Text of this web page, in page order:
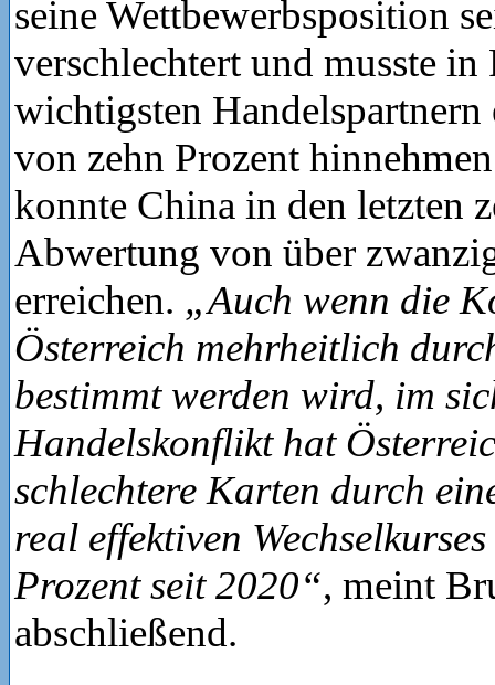
seine Wettbewerbsposition
verschlechtert und musste in
wichtigsten
von zehn Prozent
konnte China in den letzten
Abwertung von über
erreichen. „Auch wenn die
Österreich mehrheitlich
bestimmt werden wird, im
Handelskonflikt hat
schlechtere Karten durch
real effektiven
Prozent seit 2020“, meint
abschließend.